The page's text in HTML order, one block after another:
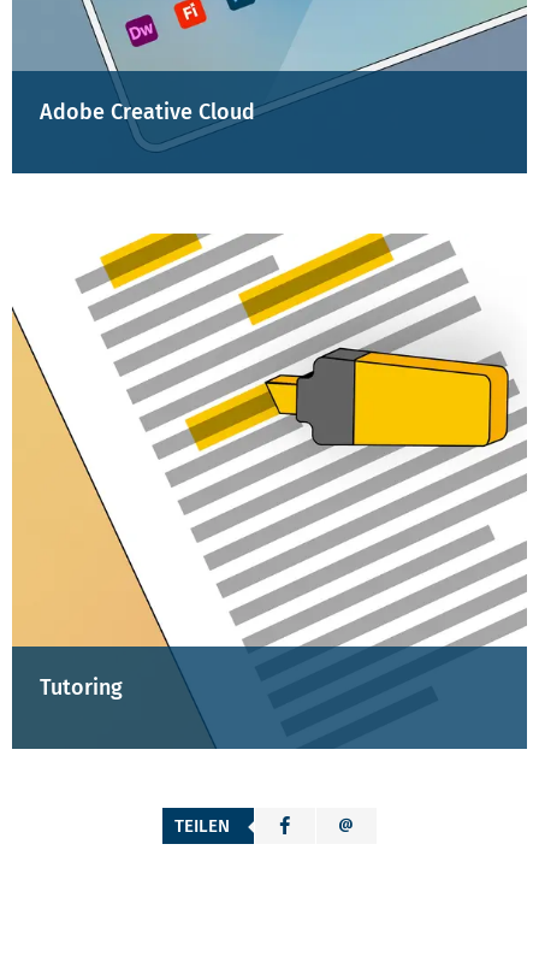
Adobe Creative Cloud
Tutoring
TEILEN